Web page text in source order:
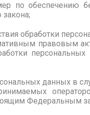
по обеспечению
обработки
правовым
данных в
Федеральным